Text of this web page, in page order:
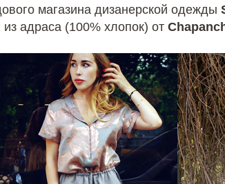
магазина дизанерской одежды
адраса (100% хлопок) от